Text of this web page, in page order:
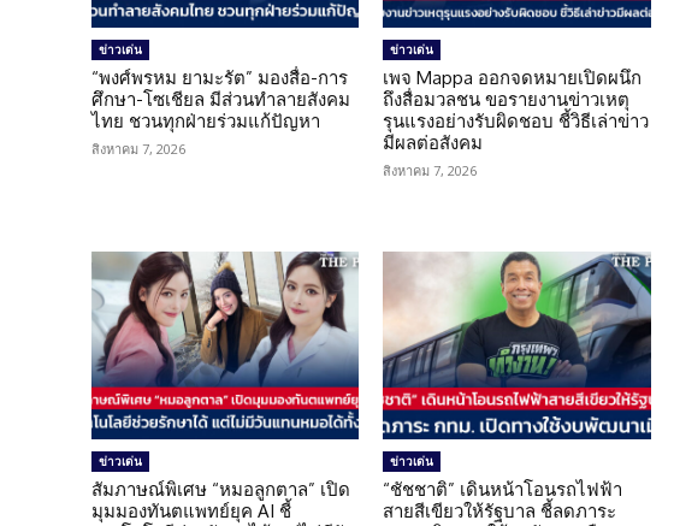
ข่าวเด่น
“พงศ์พรหม ยามะรัต” มองสื่อ-การ
ศึกษา-โซเชียล มีส่วนทำลายสังคม
ไทย ชวนทุกฝ่ายร่วมแก้ปัญหา
สิงหาคม 7, 2026
ข่าวเด่น
เพจ Mappa ออกจดหมายเปิดผนึก
ถึงสื่อมวลชน ขอรายงานข่าวเหตุ
รุนแรงอย่างรับผิดชอบ ชี้วิธีเล่าข่าว
มีผลต่อสังคม
สิงหาคม 7, 2026
ข่าวเด่น
สัมภาษณ์พิเศษ “หมอลูกตาล” เปิด
มุมมองทันตแพทย์ยุค AI ชี้
ข่าวเด่น
“ชัชชาติ” เดินหน้าโอนรถไฟฟ้า
สายสีเขียวให้รัฐบาล ชี้ลดภาระ